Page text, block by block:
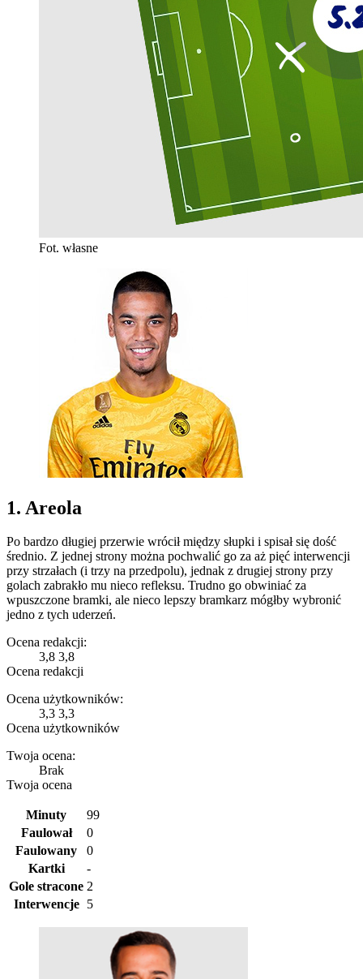
Fot. własne
1. Areola
Po bardzo długiej przerwie wrócił między słupki i spisał się dość
średnio. Z jednej strony można pochwalić go za aż pięć interwencji
przy strzałach (i trzy na przedpolu), jednak z drugiej strony przy
golach zabrakło mu nieco refleksu. Trudno go obwiniać za
wpuszczone bramki, ale nieco lepszy bramkarz mógłby wybronić
jedno z tych uderzeń.
Ocena redakcji:
3,8 3,8
Ocena redakcji
Ocena użytkowników:
3,3 3,3
Ocena użytkowników
Twoja ocena:
Brak
Twoja ocena
Minuty
99
Faulował
0
Faulowany
0
Kartki
-
Gole stracone 2
Interwencje
5